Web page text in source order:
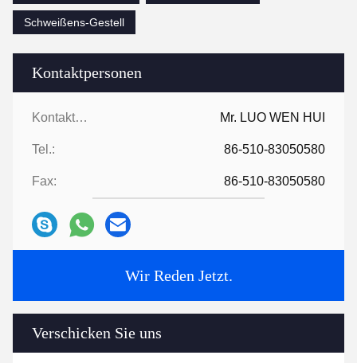
Kontaktpersonen
Kontaktpersonen: Mr. LUO WEN HUI
Tel.: 86-510-83050580
Fax: 86-510-83050580
Wir Reden Jetzt.
Verschicken Sie uns
Schweißens-Gestell